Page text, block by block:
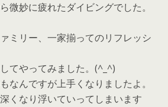
微妙に疲れたダイビングでした。
ミリー、一家揃ってのリフレッシ
てやってみました。(^_^)
なんですが上手くなりましたよ。
くなり浮いていってしまいます